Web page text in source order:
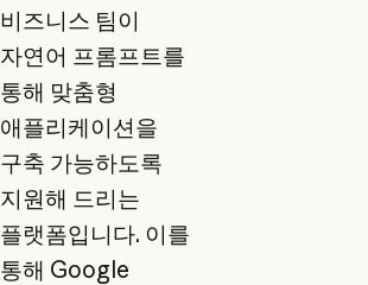
비즈니스 팀이
자연어 프롬프트를
통해 맞춤형
애플리케이션을
구축 가능하도록
지원해 드리는
플랫폼입니다. 이를
통해 Google